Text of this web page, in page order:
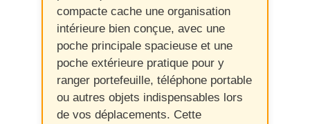
compacte cache une organisation
intérieure bien conçue, avec une
poche principale spacieuse et une
poche extérieure pratique pour y
ranger portefeuille, téléphone portable
ou autres objets indispensables lors
de vos déplacements. Cette